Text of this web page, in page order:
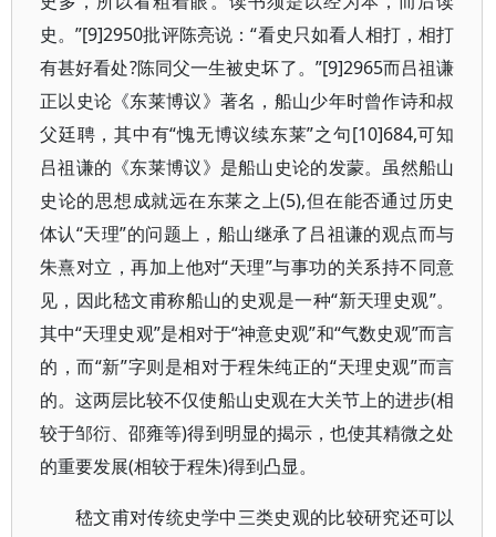
史。”[9]2950批评陈亮说：“看史只如看人相打，相打
有甚好看处?陈同父一生被史坏了。”[9]2965而吕祖谦
正以史论《东莱博议》著名，船山少年时曾作诗和叔
父廷聘，其中有“愧无博议续东莱”之句[10]684,可知
吕祖谦的《东莱博议》是船山史论的发蒙。虽然船山
史论的思想成就远在东莱之上(5),但在能否通过历史
体认“天理”的问题上，船山继承了吕祖谦的观点而与
朱熹对立，再加上他对“天理”与事功的关系持不同意
见，因此嵇文甫称船山的史观是一种“新天理史观”。
其中“天理史观”是相对于“神意史观”和“气数史观”而言
的，而“新”字则是相对于程朱纯正的“天理史观”而言
的。这两层比较不仅使船山史观在大关节上的进步(相
较于邹衍、邵雍等)得到明显的揭示，也使其精微之处
的重要发展(相较于程朱)得到凸显。
嵇文甫对传统史学中三类史观的比较研究还可以